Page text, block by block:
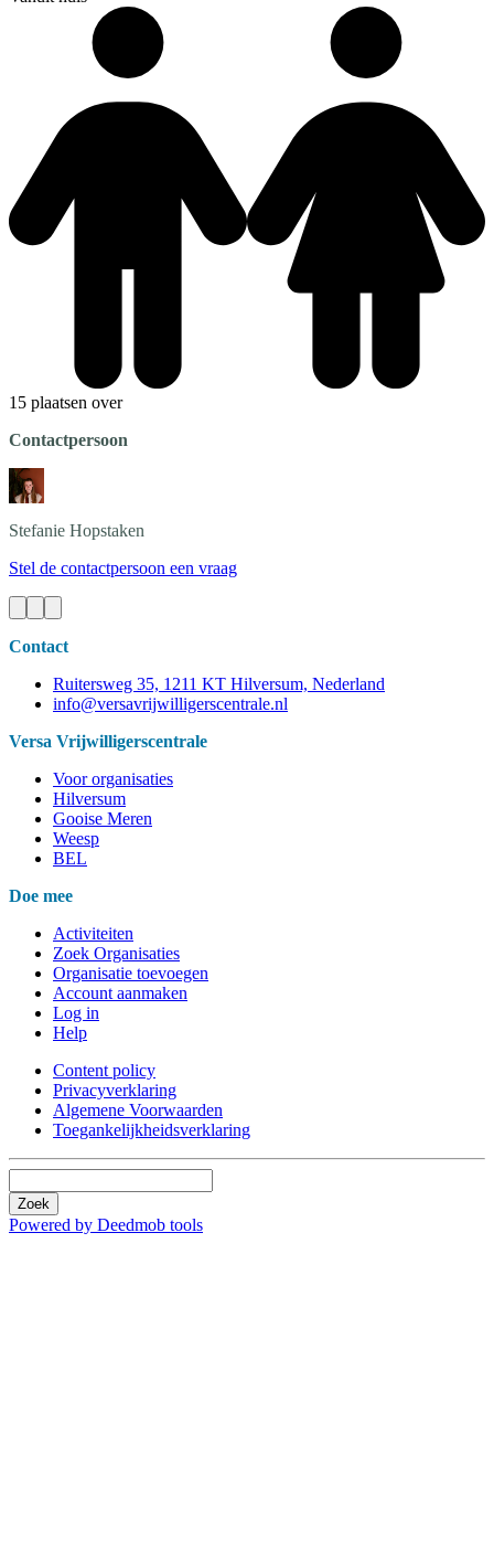
15 plaatsen over
Contactpersoon
Stefanie Hopstaken
Stel de contactpersoon een vraag
Contact
Ruitersweg 35, 1211 KT Hilversum, Nederland
info@versavrijwilligerscentrale.nl
Versa Vrijwilligerscentrale
Voor organisaties
Hilversum
Gooise Meren
Weesp
BEL
Doe mee
Activiteiten
Zoek Organisaties
Organisatie toevoegen
Account aanmaken
Log in
Help
Content policy
Privacyverklaring
Algemene Voorwaarden
Toegankelijkheidsverklaring
Zoek
Powered by Deedmob tools